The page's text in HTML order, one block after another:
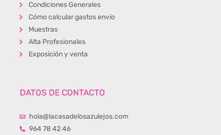
Condiciones Generales
Cómo calcular gastos envío
Muestras
Alta Profesionales
Exposición y venta
DATOS DE CONTACTO
hola@lacasadelosazulejos.com
964 78 42 46